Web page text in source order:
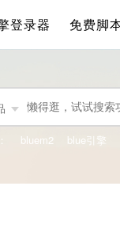
登录器 免费脚
bluem2 blue引擎